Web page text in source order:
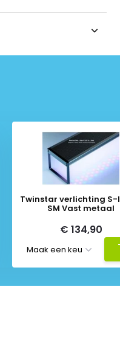
Twinstar verlichting S-
SM Vast metaal
€ 134,90